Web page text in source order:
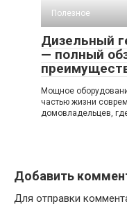
Полезное
Дизельный
— полный
Мощное
частью жизни
домовладельцев,
Добавить
Для отправки